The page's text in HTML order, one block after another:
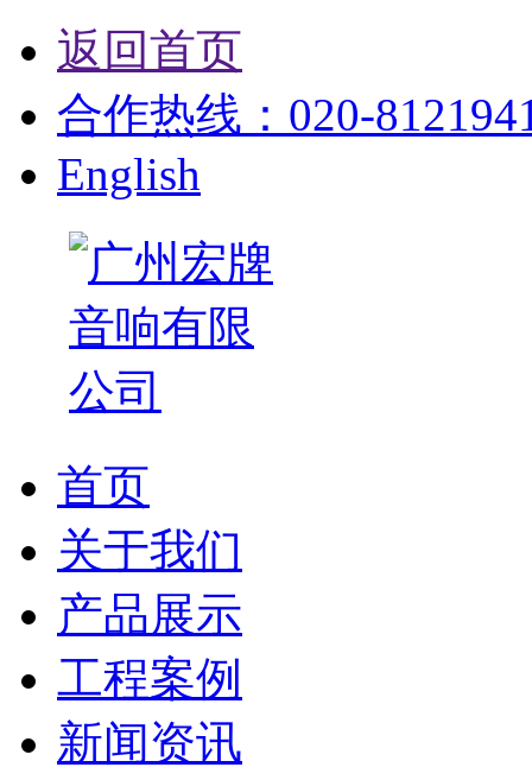
返回首页
合作热线：020-
English
首页
关于我们
产品展示
工程案例
新闻资讯